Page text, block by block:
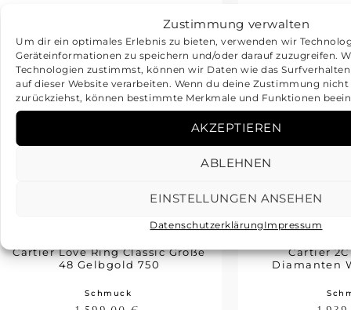
Zustimmung verwalten
Um dir ein optimales Erlebnis zu bieten, verwenden wir
Geräteinformationen zu speichern und/oder darauf zuzugreifen.
Technologien zustimmst, können wir Daten wie das
auf dieser Website verarbeiten. Wenn du deine Zustimmung
zurückziehst, können bestimmte Merkmale und Funktionen
AKZEPTIEREN
ABLEHNEN
EINSTELLUNGEN ANSEHEN
Datenschutzerklärung Impressum
Schmuck
Cartier Love Ring Classic Größe
48 Gelbgold 750
Cartier
Diamanten